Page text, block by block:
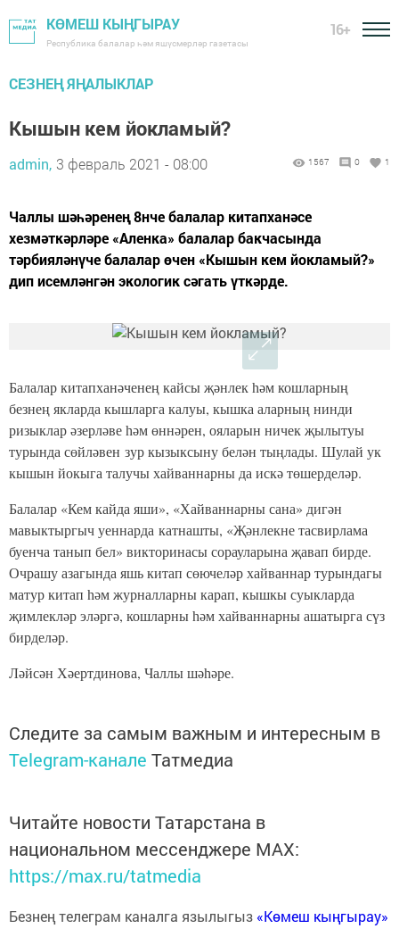
КӨМЕШ КЫҢГЫРАУ
Республика балалар һәм яшүсмерләр газетасы
16+
СЕЗНЕҢ ЯҢАЛЫКЛАР
Кышын кем йокламый?
admin, 3 февраль 2021 - 08:00 1567 0 1
Чаллы шәһәренең 8нче балалар китапханәсе
хезмәткәрләре «Аленка» балалар бакчасында
тәрбияләнүче балалар өчен «Кышын кем йокламый?»
дип исемләнгән экологик сәгать үткәрде.
Балалар китапханәченең кайсы җәнлек һәм кошларның
безнең якларда кышларга калуы, кышка аларның нинди
ризыклар әзерләве һәм өннәрен, ояларын ничек җылытуы
турында сөйләвен зур кызыксыну белән тыңлады. Шулай ук
кышын йокыга талучы хайваннарны да искә төшерделәр.
Балалар «Кем кайда яши», «Хайваннарны сана» дигән
мавыктыргыч уеннарда катнашты, «Җәнлекне тасвирлама
буенча танып бел» викторинасы сорауларына җавап бирде.
Очрашу азагында яшь китап сөючеләр хайваннар турындагы
матур китап һәм журналларны карап, кышкы суыкларда
җимлекләр эләргә, кошларны һәм хайваннарны ашатырга сүз
бирделәр.
Ләйсән Хәертдинова, Чаллы шәһәре.
Следите за самым важным и интересным в
Telegram-канале Татмедиа
Читайте новости Татарстана в
национальном мессенджере MАХ:
https://max.ru/tatmedia
Безнең телеграм каналга язылыгыз «Көмеш кыңгырау»